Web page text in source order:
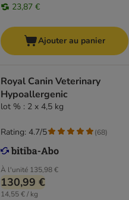
23,87 €
Ajouter au panier
Royal Canin Veterinary
Hypoallergenic
lot % : 2 x 4,5 kg
À l'unité 135,98 €
130,99 €
14,55 € / kg
Rating: 4.7/5 (68)